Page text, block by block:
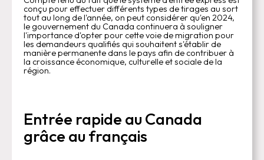
conçu pour effectuer différents types de tirages au sort
tout au long de l'année, on peut considérer qu'en 2024,
le gouvernement du Canada continuera à souligner
l'importance d'opter pour cette voie de migration pour
les demandeurs qualifiés qui souhaitent s'établir de
manière permanente dans le pays afin de contribuer à
la croissance économique, culturelle et sociale de la
région.
Entrée rapide au Canada
grâce au français